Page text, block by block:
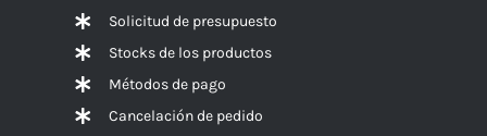
Solicitud de presupuesto
Stocks de los productos
Métodos de pago
Cancelación de pedido